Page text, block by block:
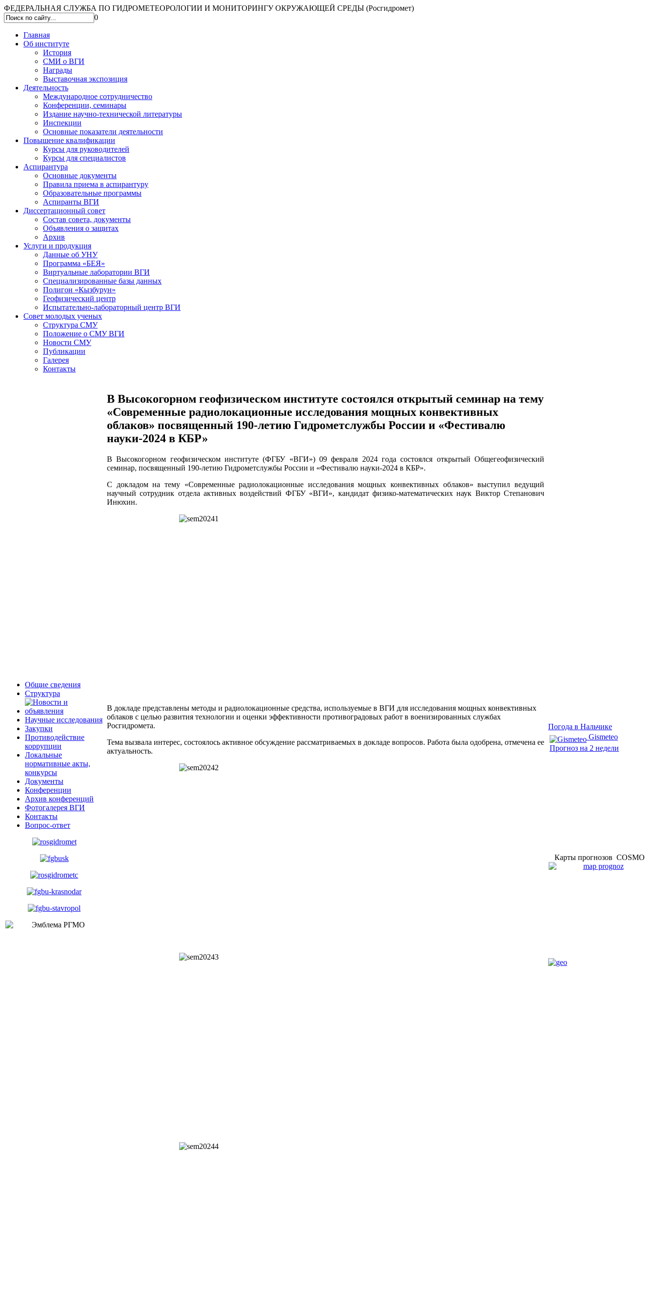
ФЕДЕРАЛЬНАЯ СЛУЖБА ПО ГИДРОМЕТЕОРОЛОГИИ И МОНИТОРИНГУ ОКРУЖАЮЩЕЙ СРЕДЫ (Росгидромет)
0
Главная
Об институте
История
СМИ о ВГИ
Награды
Выставочная экспозиция
Деятельность
Международное сотрудничество
Конференции, семинары
Издание научно-технической литературы
Инспекции
Основные показатели деятельности
Повышение квалификации
Курсы для руководителей
Курсы для специалистов
Аспирантура
Основные документы
Правила приема в аспирантуру
Образовательные программы
Аспиранты ВГИ
Диссертационный совет
Состав совета, документы
Объявления о защитах
Архив
Услуги и продукция
Данные об УНУ
Программа «БЕЯ»
Виртуальные лаборатории ВГИ
Специализированные базы данных
Полигон «Кызбурун»
Геофизический центр
Испытательно-лабораторный центр ВГИ
Совет молодых ученых
Структура СМУ
Положение о СМУ ВГИ
Новости СМУ
Публикации
Галерея
Контакты
Общие сведения
Структура
Научные исследования
Закупки
Противодействие
коррупции
Локальные
нормативные акты,
конкурсы
Документы
Конференции
Архив конференций
Фотогалерея ВГИ
Контакты
Вопрос-ответ
В Высокогорном геофизическом институте состоялся открытый семинар на тему
«Современные радиолокационные исследования мощных конвективных
облаков» посвященный 190-летию Гидрометслужбы России и «Фестивалю
науки-2024 в КБР»
В Высокогорном геофизическом институте (ФГБУ «ВГИ») 09 февраля 2024 года состоялся открытый Общегеофизический
семинар, посвященный 190-летию Гидрометслужбы России и «Фестивалю науки-2024 в КБР».
С докладом на тему «Современные радиолокационные исследования мощных конвективных облаков» выступил ведущий
научный сотрудник отдела активных воздействий ФГБУ «ВГИ», кандидат физико-математических наук Виктор Степанович
Инюхин.
В докладе представлены методы и радиолокационные средства, используемые в ВГИ для исследования мощных конвективных
облаков с целью развития технологии и оценки эффективности противоградовых работ в военизированных службах
Росгидромета.
Тема вызвала интерес, состоялось активное обсуждение рассматриваемых в докладе вопросов. Работа была одобрена, отмечена ее
актуальность.
Погода в Нальчике
Gismeteo
Прогноз на 2 недели
Карты прогнозов COSMO